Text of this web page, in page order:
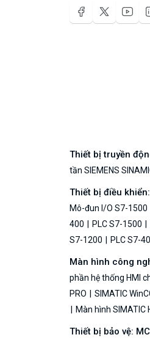
Thiết bị truyền
tần SIEMENS
Thiết bị điều
Mô-đun I/O S7-1500
400
PLC S7-1500
S7-1200
PLC S7-
Màn hình công
phần hệ thống HMI
PRO
SIMATIC
Màn hình SIMATIC
Thiết bị bảo vệ: